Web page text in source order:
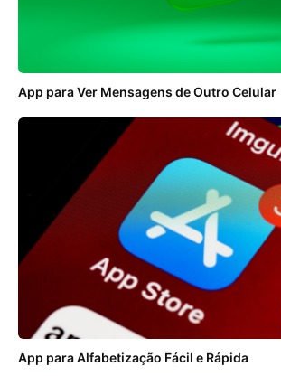
App para Ver Mensagens de Outro Celular
App para Alfabetização Fácil e Rápida